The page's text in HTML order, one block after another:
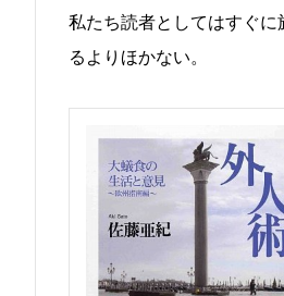
私たち読者としてはすぐ
るよりほかない。